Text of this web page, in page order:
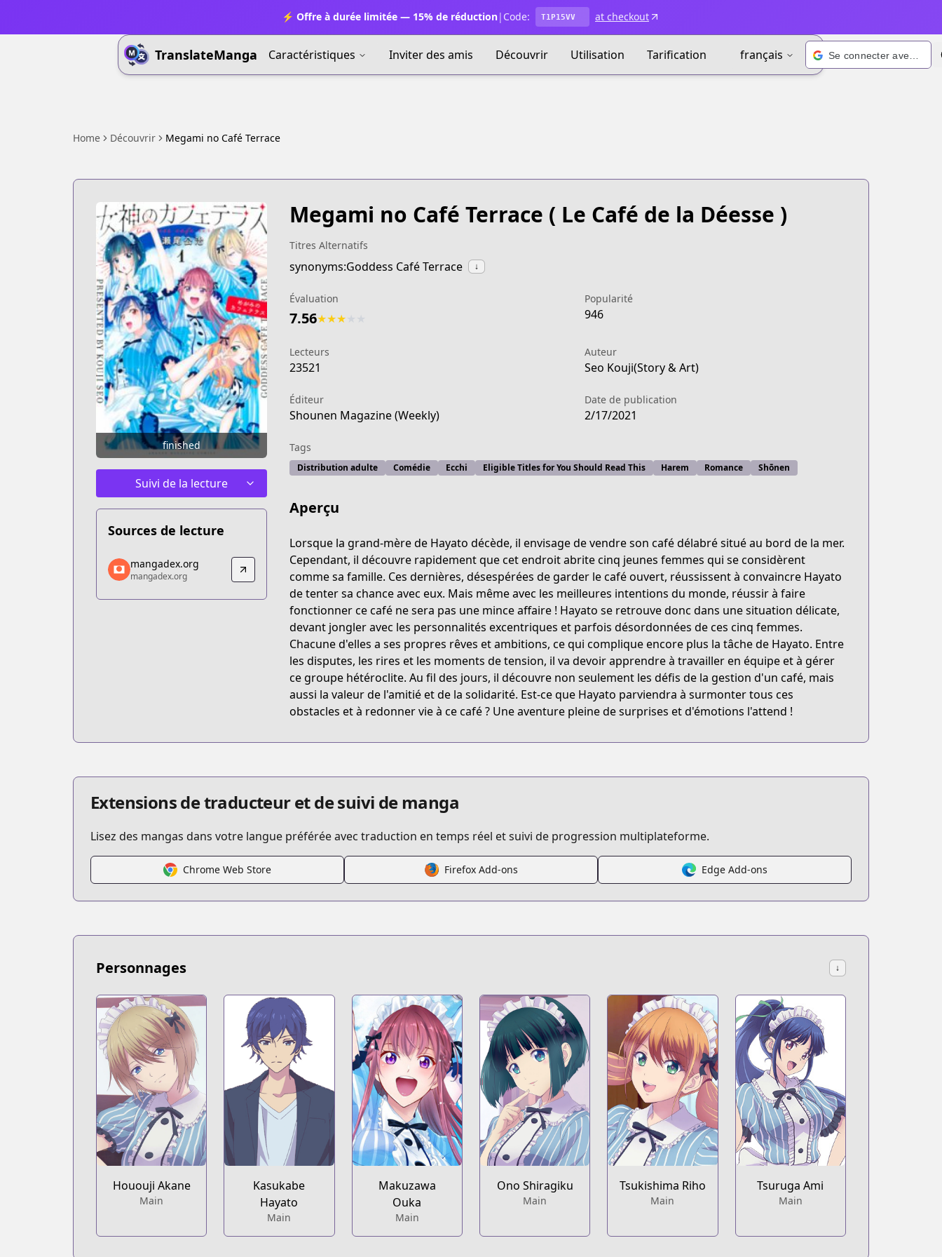
⚡ Offre à durée limitée — 15% de réduction| Code: T1P15VV at checkout
TranslateManga Caractéristiques Inviter des amis Découvrir Utilisation Tarification français
Home Découvrir Megami no Café Terrace
finished
Suivi de la lecture
Sources de lecture
mangadex.org
mangadex.org
https://mangadex.org/title/99b8eaeb-9041-4bfd-8eb7-d72addc88eb7
mangadex.org
mangadex.org
Megami no Café Terrace ( Le Café de la Déesse )
Titres Alternatifs
synonyms:Goddess Café Terrace ↓
Évaluation
7.56★★★
Popularité
946
Lecteurs
23521
Auteur
Seo Kouji(Story & Art)
Éditeur
Shounen Magazine (Weekly)
Date de publication
2/17/2021
Tags
Distribution adulte Comédie Ecchi Eligible Titles for You Should Read This Harem Romance Shōnen
Aperçu
Lorsque la grand-mère de Hayato décède, il envisage de vendre son café délabré situé au bord de la mer.
Cependant, il découvre rapidement que cet endroit abrite cinq jeunes femmes qui se considèrent
comme sa famille. Ces dernières, désespérées de garder le café ouvert, réussissent à convaincre Hayato
de tenter sa chance avec eux. Mais même avec les meilleures intentions du monde, réussir à faire
fonctionner ce café ne sera pas une mince affaire ! Hayato se retrouve donc dans une situation délicate,
devant jongler avec les personnalités excentriques et parfois désordonnées de ces cinq femmes.
Chacune d'elles a ses propres rêves et ambitions, ce qui complique encore plus la tâche de Hayato. Entre
les disputes, les rires et les moments de tension, il va devoir apprendre à travailler en équipe et à gérer
ce groupe hétéroclite. Au fil des jours, il découvre non seulement les défis de la gestion d'un café, mais
aussi la valeur de l'amitié et de la solidarité. Est-ce que Hayato parviendra à surmonter tous ces
obstacles et à redonner vie à ce café ? Une aventure pleine de surprises et d'émotions l'attend !
Extensions de traducteur et de suivi de manga
Lisez des mangas dans votre langue préférée avec traduction en temps réel et suivi de progression multiplateforme.
Chrome Web Store Firefox Add-ons Edge Add-ons
Personnages ↓
Hououji Akane
Main
Kasukabe
Hayato
Main
Makuzawa
Ouka
Main
Ono Shiragiku
Main
Tsukishima Riho
Main
Tsuruga Ami
Main